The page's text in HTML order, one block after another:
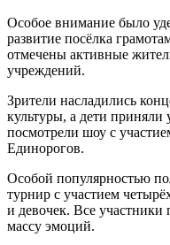
Особое внимание было
развитие посёлка
отмечены активные
учреждений.
Зрители насладились
культуры, а дети приняли
посмотрели шоу с
Единорогов.
Особой популярностью
турнир с участием
и девочек. Все
массу эмоций.